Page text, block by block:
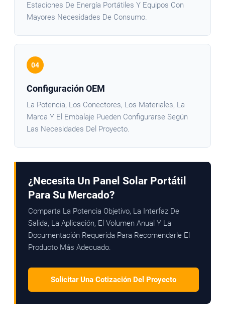
Estaciones De Energía Portátiles Y Equipos Con
Mayores Necesidades De Consumo.
04
Configuración OEM
La Potencia, Los Conectores, Los Materiales, La
Marca Y El Embalaje Pueden Configurarse Según
Las Necesidades Del Proyecto.
¿Necesita Un Panel Solar Portátil
Para Su Mercado?
Comparta La Potencia Objetivo, La Interfaz De
Salida, La Aplicación, El Volumen Anual Y La
Documentación Requerida Para Recomendarle El
Producto Más Adecuado.
Solicitar Una Cotización Del Proyecto